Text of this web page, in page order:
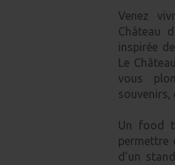
Venez
Château
inspirée
Le
vous
souvenirs,
Un food
permettre
d’un